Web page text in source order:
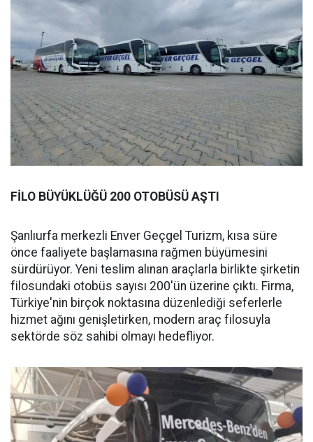
FİLO BÜYÜKLÜĞÜ 200 OTOBÜSÜ AŞTI
Şanlıurfa merkezli Enver Geçgel Turizm, kısa süre
önce faaliyete başlamasına rağmen büyümesini
sürdürüyor. Yeni teslim alınan araçlarla birlikte şirketin
filosundaki otobüs sayısı 200'ün üzerine çıktı. Firma,
Türkiye'nin birçok noktasına düzenlediği seferlerle
hizmet ağını genişletirken, modern araç filosuyla
sektörde söz sahibi olmayı hedefliyor.